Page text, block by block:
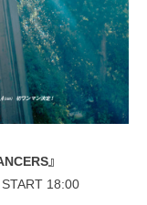
』
18:00